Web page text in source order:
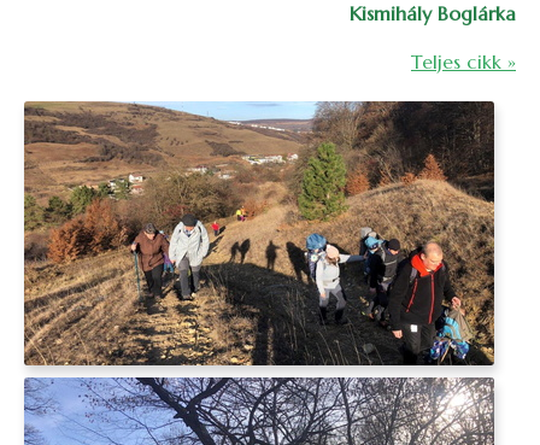
Kismihály Boglárka
Teljes cikk »